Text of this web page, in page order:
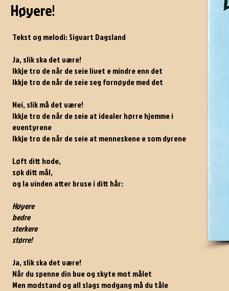
Høyere!
Tekst og melodi: Sigvart Dagsland
Ja, slik ska det være!
Ikkje tro de når de seie livet e mindre enn det
Ikkje tro de når de seie seg fornøyde med det
Nei, slik må det være!
Ikkje tro de når de seie at idealer hørre hjemme i
eventyrene
Ikkje tro de når de seie at menneskene e som dyrene
Løft ditt hode,
søk ditt mål,
og la vinden atter bruse i ditt hår:
Høyere
bedre
sterkere
større!
Ja, slik ska det være!
Når du spenne din bue og skyte mot målet
Men modstand og all slags modgang må du tåle